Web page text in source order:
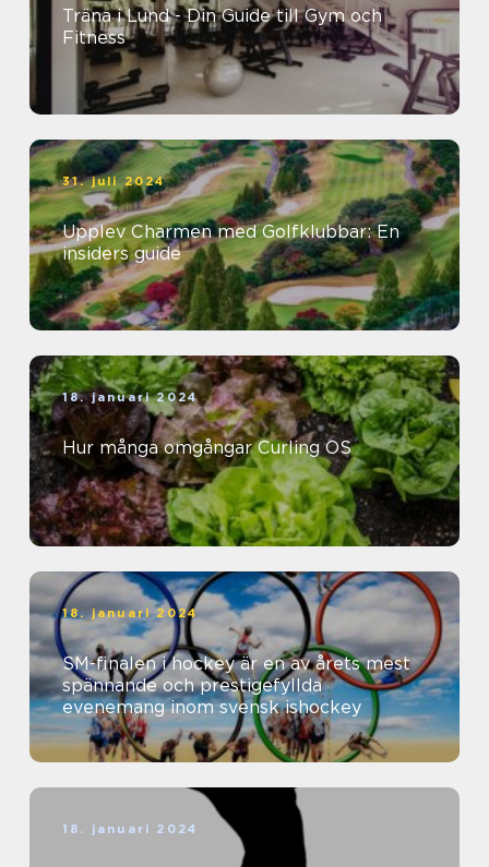
Träna i Lund - Din Guide till Gym och
Fitness
31. juli 2024
Upplev Charmen med Golfklubbar: En
insiders guide
18. januari 2024
Hur många omgångar Curling OS
18. januari 2024
SM-finalen i hockey är en av årets mest
spännande och prestigefyllda
evenemang inom svensk ishockey
18. januari 2024